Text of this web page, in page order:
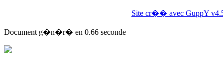
Site cr�� avec GuppY
Document g�n�r� en 0.66 seconde